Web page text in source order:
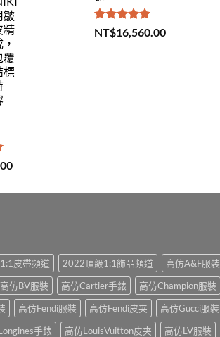
皺
精
覆
標
評分5.00
滿分 5
NT$16,560.00
皮帶頻道 2022頂級1:1飾品頻道 高仿A&F服裝
高仿BV服裝 高仿Cartier手錶 高仿Champion服裝
高仿Fendi服裝 高仿Fendi皮夹 高仿Gucci服裝
手錶 高仿LouisVuitton皮夹 高仿LV服裝